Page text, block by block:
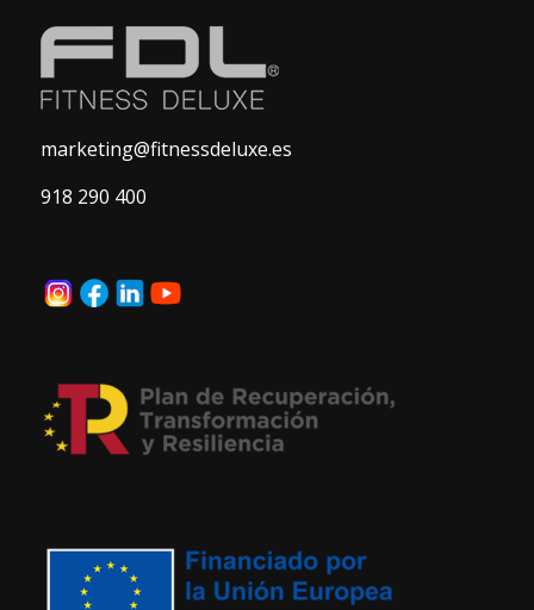
marketing@fitnessdeluxe.es
918 290 400